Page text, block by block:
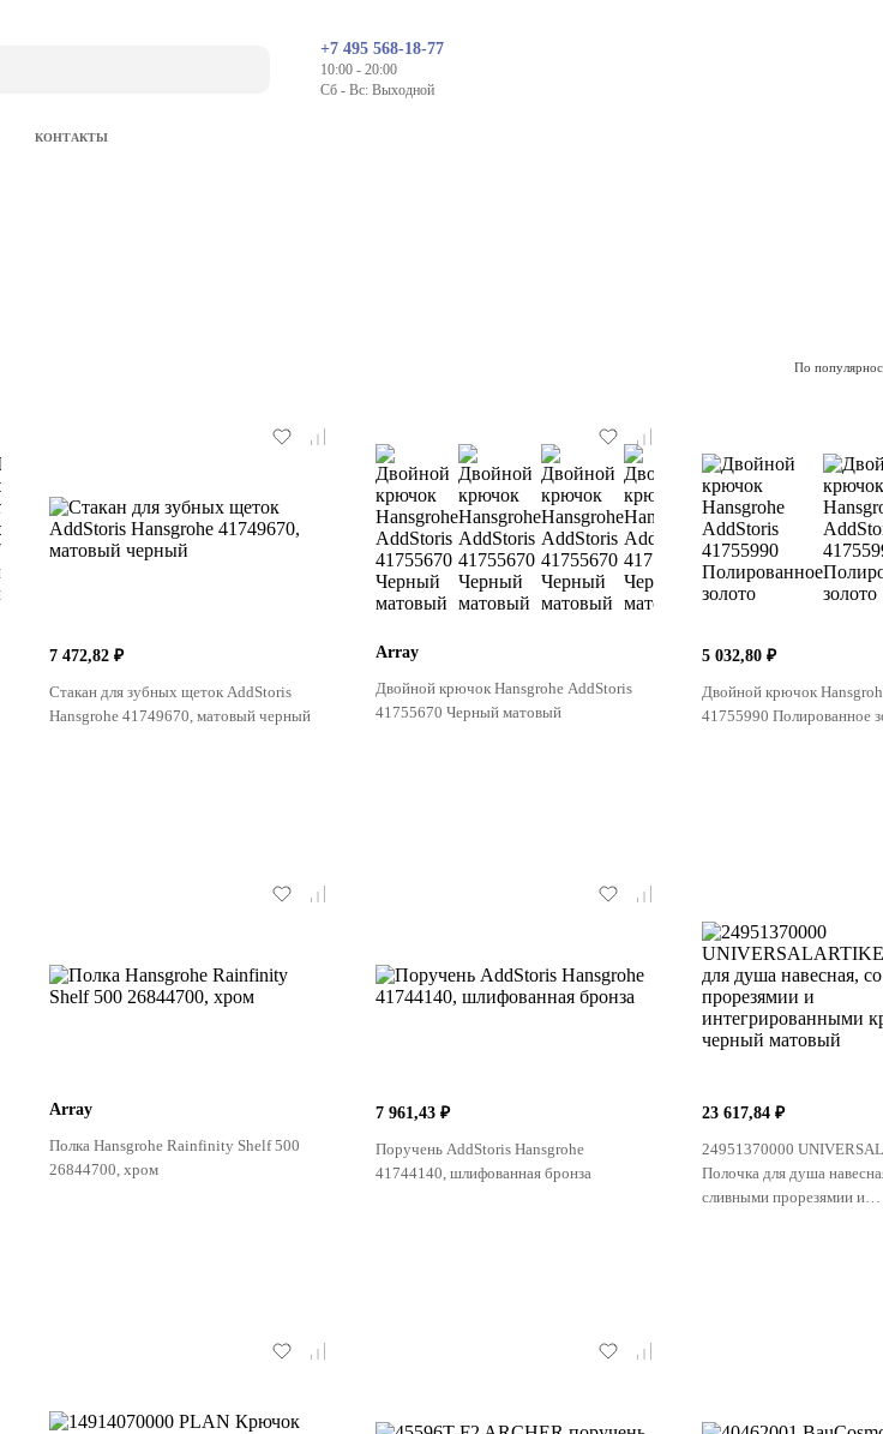
+7 495 568-18-77
10:00 - 20:00
Сб - Вс: Выходной
КОНТАКТЫ
7 472,82 ₽
Стакан для зубных щеток AddStoris
Hansgrohe 41749670, матовый черный
Array
Двойной крючок Hansgrohe AddStoris
41755670 Черный матовый
5 032,80 ₽
Двойной крючок
41755990 Полированное
Array
Полка Hansgrohe Rainfinity Shelf 500
26844700, хром
7 961,43 ₽
Поручень AddStoris Hansgrohe
41744140, шлифованная бронза
23 617,84 ₽
24951370000
Полочка для душа
сливными прорезямии и